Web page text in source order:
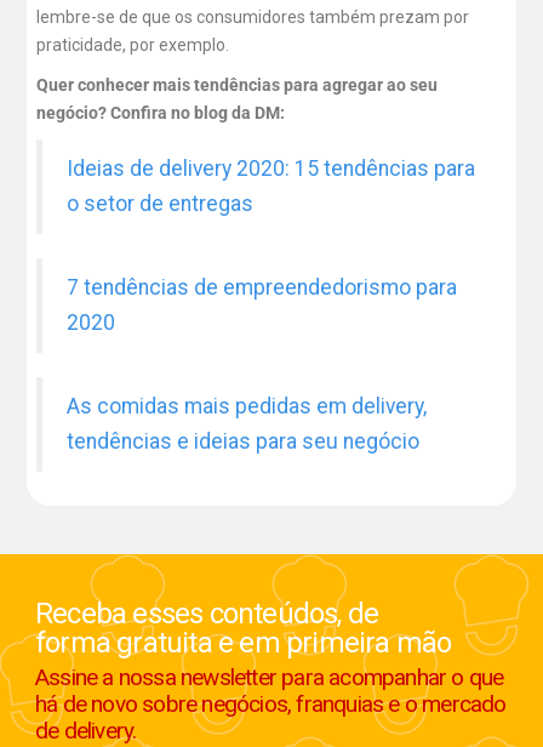
lembre-se de que os consumidores também prezam por
praticidade, por exemplo.
Quer conhecer mais tendências para agregar ao seu
negócio? Confira no blog da DM:
Ideias de delivery 2020: 15 tendências para
o setor de entregas
7 tendências de empreendedorismo para
2020
As comidas mais pedidas em delivery,
tendências e ideias para seu negócio
Receba esses conteúdos, de
forma gratuita e em primeira mão
Assine a nossa newsletter para acompanhar o que
há de novo sobre negócios, franquias e o mercado
de delivery.